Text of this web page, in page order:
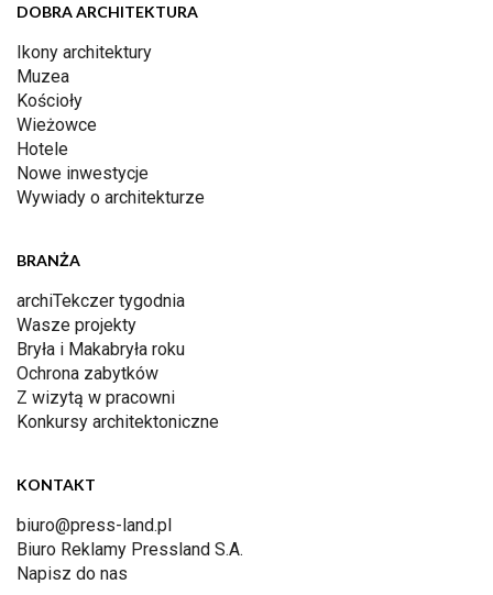
DOBRA ARCHITEKTURA
Ikony architektury
Muzea
Kościoły
Wieżowce
Hotele
Nowe inwestycje
Wywiady o architekturze
BRANŻA
archiTekczer tygodnia
Wasze projekty
Bryła i Makabryła roku
Ochrona zabytków
Z wizytą w pracowni
Konkursy architektoniczne
KONTAKT
biuro@press-land.pl
Biuro Reklamy Pressland S.A.
Napisz do nas